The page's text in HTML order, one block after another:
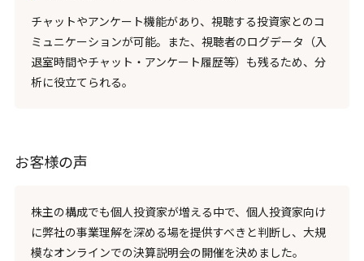
チャットやアンケート機能があり、視聴する投資家とのコ
ミュニケーションが可能。また、視聴者のログデータ（入
退室時間やチャット・アンケート履歴等）も残るため、分
析に役立てられる。
お客様の声
株主の構成でも個人投資家が増える中で、個人投資家向け
に弊社の事業理解を深める場を提供すべきと判断し、大規
模なオンラインでの決算説明会の開催を決めました。